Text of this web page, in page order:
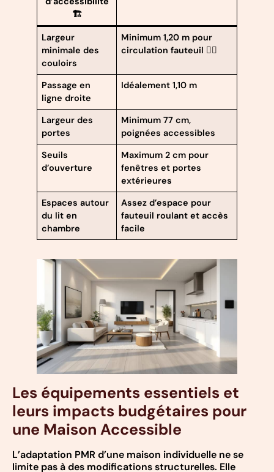
🏗️
Largeur
minimale des
couloirs
Minimum 1,20 m pour
circulation fauteuil 🚶‍♂️
Passage en
ligne droite
Idéalement 1,10 m
Largeur des
portes
Minimum 77 cm,
poignées accessibles
Seuils
d’ouverture
Maximum 2 cm pour
fenêtres et portes
extérieures
Espaces autour
du lit en
chambre
Assez d’espace pour
fauteuil roulant et accès
facile
Les équipements essentiels et
leurs impacts budgétaires pour
une Maison Accessible
L’adaptation PMR d’une maison individuelle ne se
limite pas à des modifications structurelles. Elle